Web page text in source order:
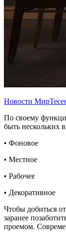
Новости
По своему
быть нескольких
• Фоновое
• Местное
• Рабочее
• Декоративное
Чтобы добиться
заранее
проемом.